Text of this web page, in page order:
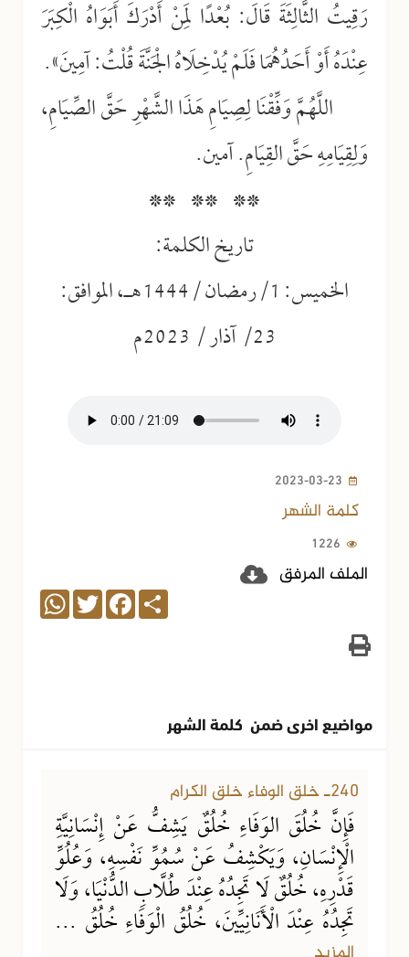
رَقِيتُ الثَّالِثَةَ قَالَ: بُعْدًا لِمَنْ أَدْرَكَ أَبَوَاهُ الْكِبَرَ
عِنْدَهُ أَوْ أَحَدُهُمَا فَلَمْ يُدْخِلَاهُ الْجَنَّةَ قُلْتُ: آمِينَ».
اللَّهُمَّ وَفِّقْنَا لِصِيَامِ هَذَا الشَّهْرِ حَقَّ الصِّيَامِ،
وَلِقِيَامِهِ حَقَّ القِيَامِ. آمين.
** ** **
تاريخ الكلمة:
الخميس: 1/رمضان /1444هـ، الموافق:
23/ آذار / 2023م
2023-03-23
كلمة الشهر
1226
الملف المرفق
Share
Facebook
Twitter
WhatsApp
مواضيع اخرى ضمن كلمة الشهر
240ـ خلق الوفاء خلق الكرام
فَإِنَّ خُلُقَ الوَفَاءِ خُلُقٌ يَشِفُّ عَنْ إِنْسَانِيَّةِ
الْإِنْسَانِ، وَيَكْشِفُ عَنْ سُمُوِّ نَفْسِهِ، وَعُلُوِّ
قَدْرِهِ، خُلُقٌ لَا تَجِدُهُ عِنْدَ طُلَّابِ الدُّنْيَا، وَلَا
تَجِدُهُ عِنْدَ الْأَنَانِيِّينَ، خُلُقُ الْوَفَاءِ خُلُقُ ...